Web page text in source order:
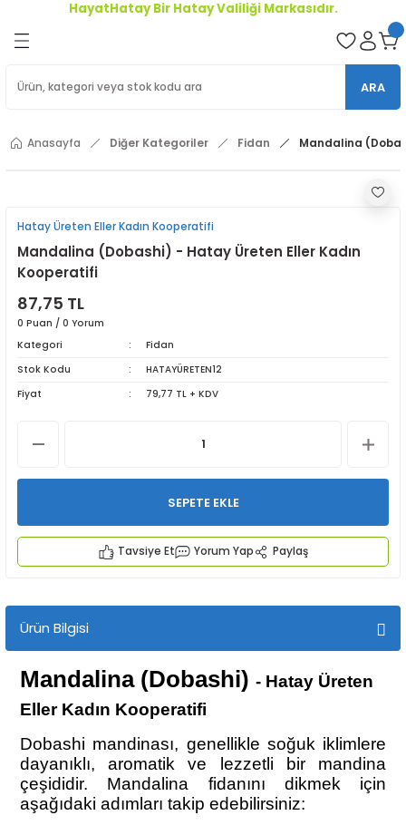
HayatHatay Bir Hatay Valiliği Markasıdır.
ÜRETİM Ürünleri
ARA
Anasayfa Diğer Kategoriler Fidan Mandalina
Hatay Üreten Eller Kadın Kooperatifi
Mandalina (Dobashi) - Hatay Üreten Eller Kadın
Kooperatifi
87,75 TL
0 Puan / 0 Yorum
Kategori
Fidan
Stok Kodu
HATAYÜRETEN12
Fiyat
79,77 TL + KDV
SEPETE EKLE
Tavsiye Et Yorum Yap Paylaş
Ürün Bilgisi
Mandalina (Dobashi) - Hatay Üreten
Eller Kadın Kooperatifi
Dobashi mandinası, genellikle soğuk iklimlere
dayanıklı, aromatik ve lezzetli bir mandina
çeşididir. Mandalina fidanını dikmek için
aşağıdaki adımları takip edebilirsiniz: